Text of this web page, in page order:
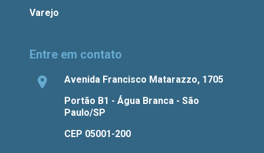
Varejo
Entre em contato
Avenida Francisco Matarazzo, 1705
Portão B1 - Água Branca - São
Paulo/SP
CEP 05001-200